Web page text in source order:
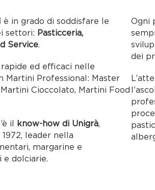
è in grado di soddisfare le
settori: Pasticceria,
Service.
ed efficaci nelle
Martini Professional: Master
Cioccolato, Martini Food
il know-how di Unigrà,
leader nella
margarine e
dolciarie.
Ogni
dei